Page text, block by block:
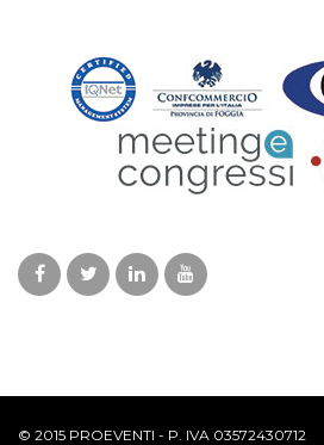
© 2015 PROEVENTI - P. IVA 03572430712